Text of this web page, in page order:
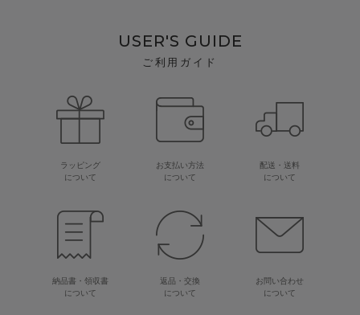
USER'S GUIDE
ご利用ガイド
ラッピング
について
お支払い方法
について
配送・送料
について
納品書・領収書
について
返品・交換
について
お問い合わせ
について